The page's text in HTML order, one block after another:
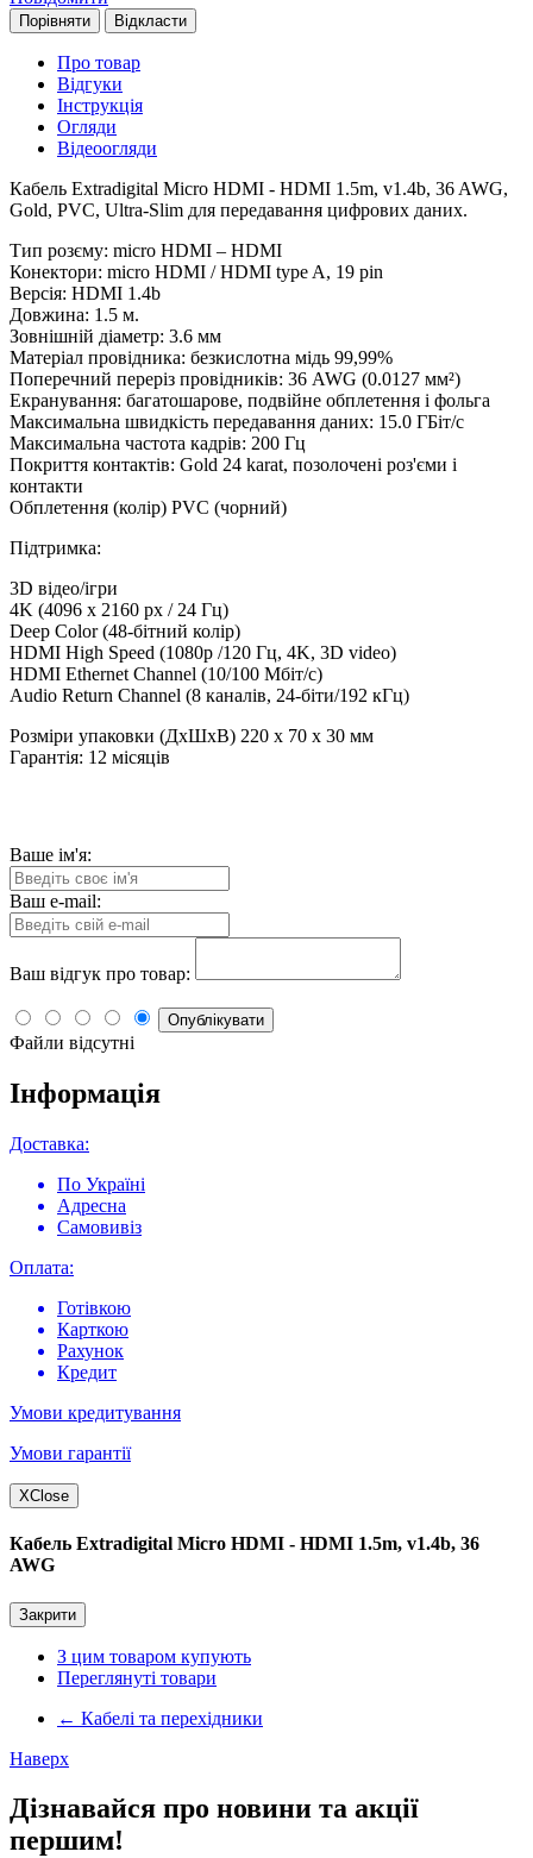
Порівняти Відкласти
Про товар
Відгуки
Інструкція
Огляди
Відеоогляди
Кабель Extradigital Micro HDMI - HDMI 1.5m, v1.4b, 36 AWG,
Gold, PVC, Ultra-Slim для передавання цифрових даних.
Тип розєму: micro HDMI – HDMI
Конектори: micro HDMI / HDMI type A, 19 pin
Версія: HDMI 1.4b
Довжина: 1.5 м.
Зовнішній діаметр: 3.6 мм
Матеріал провідника: безкислотна мідь 99,99%
Поперечний переріз провідників: 36 AWG (0.0127 мм²)
Екранування: багатошарове, подвійне обплетення і фольга
Максимальна швидкість передавання даних: 15.0 ГБіт/с
Максимальна частота кадрів: 200 Гц
Покриття контактів: Gold 24 karat, позолочені роз'єми і
контакти
Обплетення (колір) PVC (чорний)
Підтримка:
3D відео/ігри
4K (4096 x 2160 px / 24 Гц)
Deep Color (48-бітний колір)
HDMI High Speed (1080p /120 Гц, 4K, 3D video)
HDMI Ethernet Channel (10/100 Мбіт/с)
Audio Return Channel (8 каналів, 24-біти/192 кГц)
Розміри упаковки (ДхШхВ) 220 х 70 х 30 мм
Гарантія: 12 місяців
Ваше ім'я:
Ваш e-mail:
Ваш відгук про товар:
Опублікувати
Файли відсутні
Інформація
Доставка:
По Україні
Адресна
Самовивіз
Оплата:
Готівкою
Карткою
Рахунок
Кредит
Умови кредитування
Умови гарантії
XClose
Кабель Extradigital Micro HDMI - HDMI 1.5m, v1.4b, 36
AWG
Закрити
З цим товаром купують
Переглянуті товари
← Кабелі та перехідники
Наверх
Дізнавайся про новини та акції
першим!